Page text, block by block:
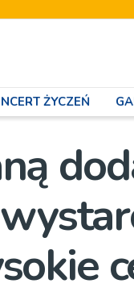
ŻYCZEŃ